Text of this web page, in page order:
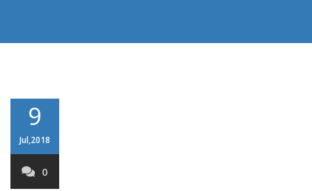
9
Jul,2018
0